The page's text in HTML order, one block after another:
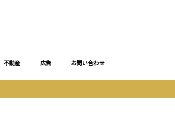
不動産 広告 お問い合わせ